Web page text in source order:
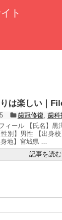
ト
は楽しい｜
歯冠修復 歯科
ィール 【氏名】
別】男性 【出身
地】宮城県 ...
記事を読む